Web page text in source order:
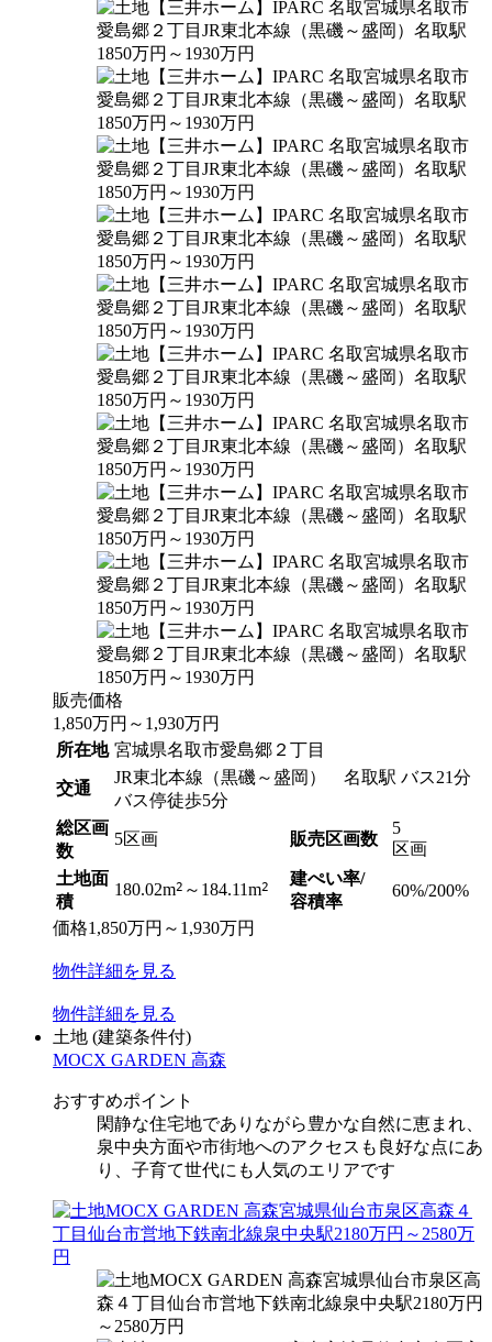
販売価格
1,850万円 ～ 1,930万円
所在地 宮城県名取市愛島郷２丁目
交通
JR東北本線（黒磯～盛岡） 名取駅 バス21分
バス停徒歩5分
総区画
数
5区画 販売区画数
5
区画
土地面
積
180.02m2 ～184.11m2
建ぺい率/
容積率
60%/200%
価格1,850万円 ～ 1,930万円
物件詳細を見る
物件詳細を見る
土地 (建築条件付)
MOCX GARDEN 高森
おすすめポイント
閑静な住宅地でありながら豊かな自然に恵まれ、
泉中央方面や市街地へのアクセスも良好な点にあ
り、子育て世代にも人気のエリアです